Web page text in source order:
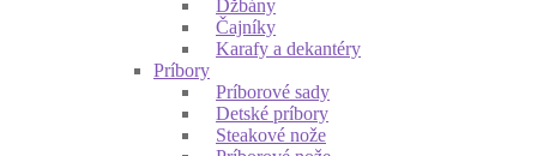
Džbány
Čajníky
Karafy a dekantéry
Príbory
Príborové sady
Detské príbory
Steakové nože